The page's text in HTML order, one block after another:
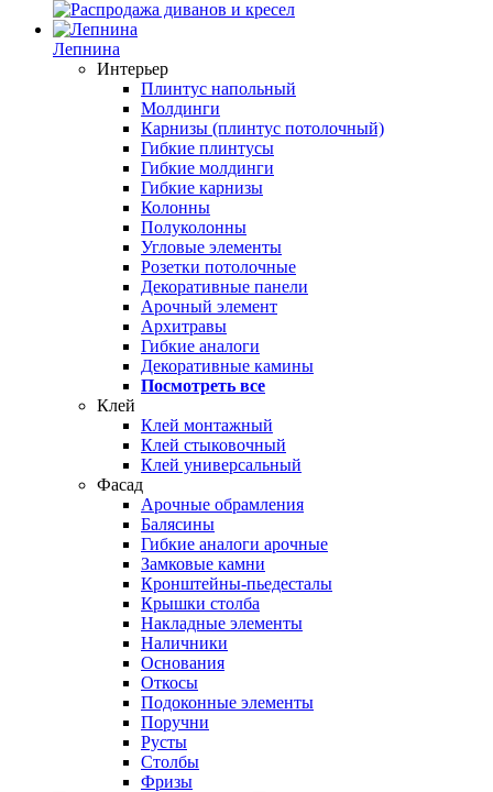
Лепнина
Интерьер
Плинтус напольный
Молдинги
Карнизы (плинтус потолочный)
Гибкие плинтусы
Гибкие молдинги
Гибкие карнизы
Колонны
Полуколонны
Угловые элементы
Розетки потолочные
Декоративные панели
Арочный элемент
Архитравы
Гибкие аналоги
Декоративные камины
Посмотреть все
Клей
Клей монтажный
Клей стыковочный
Клей универсальный
Фасад
Арочные обрамления
Балясины
Гибкие аналоги арочные
Замковые камни
Кронштейны-пьедесталы
Крышки столба
Накладные элементы
Наличники
Основания
Откосы
Подоконные элементы
Поручни
Русты
Столбы
Фризы